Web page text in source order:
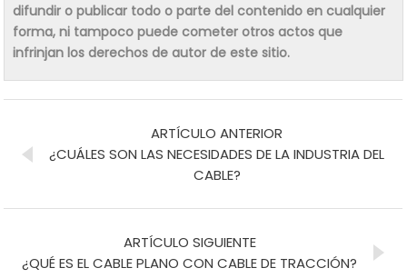
difundir o publicar todo o parte del contenido en cualquier
forma, ni tampoco puede cometer otros actos que
infrinjan los derechos de autor de este sitio.
ARTÍCULO ANTERIOR
¿CUÁLES SON LAS NECESIDADES DE LA INDUSTRIA DEL
CABLE?
ARTÍCULO SIGUIENTE
¿QUÉ ES EL CABLE PLANO CON CABLE DE TRACCIÓN?